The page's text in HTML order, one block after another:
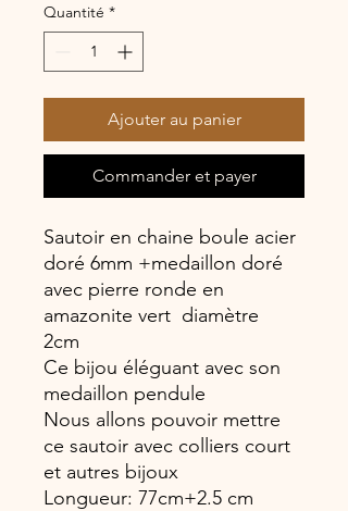
Quantité *
Ajouter au panier
Commander et payer
Sautoir en chaine boule acier
doré 6mm +medaillon doré
avec pierre ronde en
amazonite vert diamètre
2cm
Ce bijou éléguant avec son
medaillon pendule
Nous allons pouvoir mettre
ce sautoir avec colliers court
et autres bijoux
Longueur: 77cm+2.5 cm